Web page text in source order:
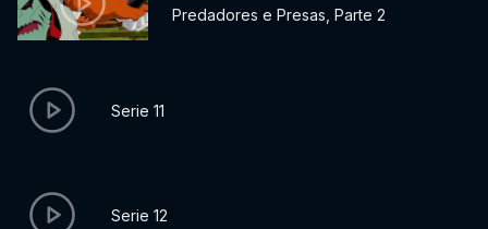
Predadores e Presas, Parte 2
Serie 11
Serie 12